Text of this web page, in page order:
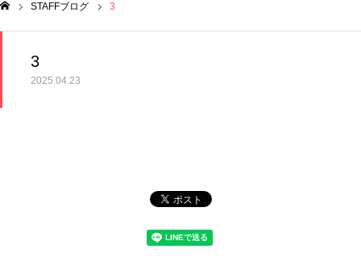
STAFFブログ 3
3
2025.04.23